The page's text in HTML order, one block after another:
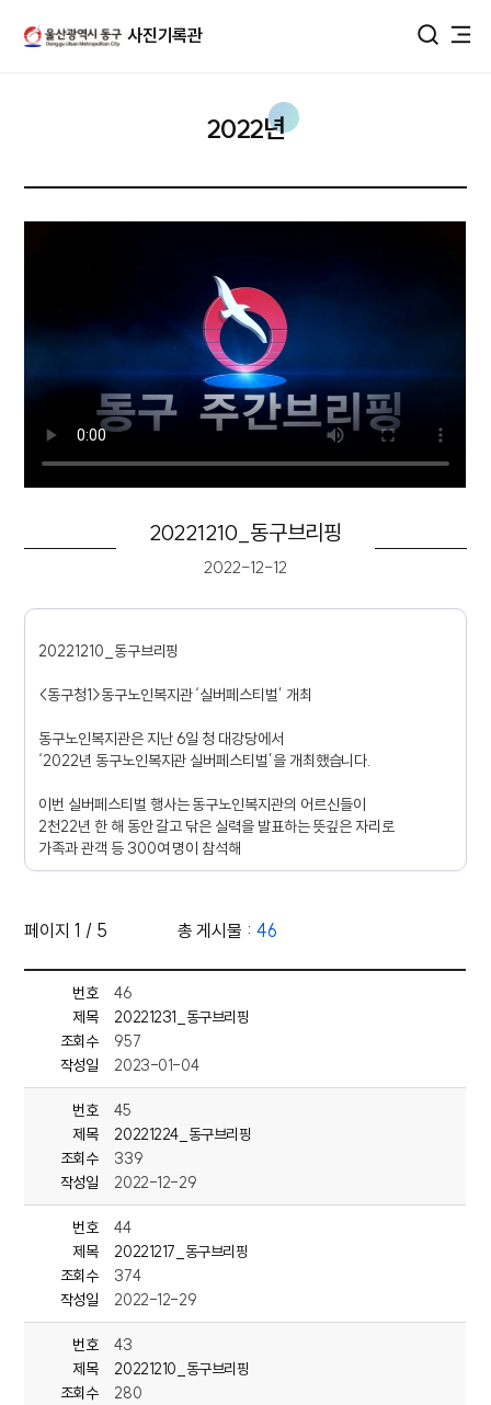
사진기록관
2022년
20221210_동구브리핑
2022-12-12
20221210_동구브리핑
<동구청1>동구노인복지관 ‘실버페스티벌’ 개최
동구노인복지관은 지난 6일 청 대강당에서
‘2022년 동구노인복지관 실버페스티벌’을 개최했습니다.
이번 실버페스티벌 행사는 동구노인복지관의 어르신들이
2천22년 한 해 동안 갈고 닦은 실력을 발표하는 뜻깊은 자리로
가족과 관객 등 300여 명이 참석해
어르신들을 축하하고 행사를 함께 즐기는 시간을 가졌습니다.
어르신들의 열정과 에너지에 격려의 박수를 보냈습니다.
<동구청2>동구, 연말 앞두고 온정의 손길 잇따라
연말을 맞아 동구 곳곳에서 온정의 손길이 잇따르고 있습니다.
동구여성전문봉사회는 지난 6일
관내 취약계층 50세대를 위한 밑반찬을 만들어 전달했으며,
동구사립유치원 연합회는 지난 6일 동구청을 방문해
이웃돕기 성금 200만원을 기탁했습니다.
또 동구 8개 자생단체는
화정동 행정복지센터 주차장에서
‘제17회 사랑의 김장 나누기’ 행사를 실시했으며,
이 김치는 관내 취약계층에 전달했습니다.
<동구청> 단신 1~3
페이지 1 / 5 총 게시물 : 46
번호
46
제목
20221231_동구브리핑
조회수
957
작성일
2023-01-04
번호
45
제목
20221224_동구브리핑
조회수
339
작성일
2022-12-29
번호
44
제목
20221217_동구브리핑
조회수
374
작성일
2022-12-29
번호
43
제목
20221210_동구브리핑
조회수
280